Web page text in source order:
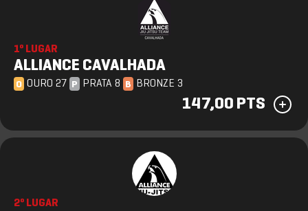
1º LUGAR
ALLIANCE CAVALHADA
O OURO 27 P PRATA 8 B BRONZE 3
147,00 PTS
2º LUGAR